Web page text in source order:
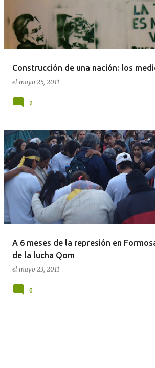
Construcción de una nación: los
el mayo 25, 2011
2
A 6 meses de la represión en
de la lucha Qom
el mayo 23, 2011
0